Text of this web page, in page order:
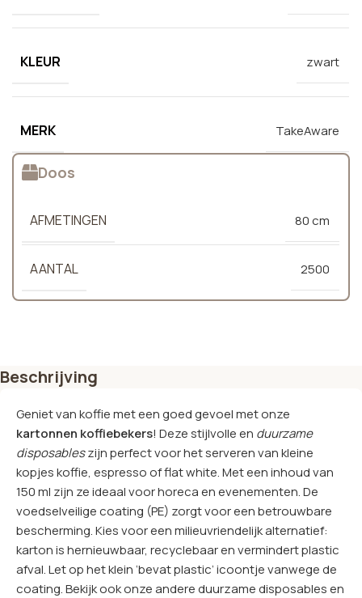
KLEUR zwart
MERK TakeAware
Doos
AFMETINGEN 80 cm
AANTAL 2500
Beschrijving
Geniet van koffie met een goed gevoel met onze
kartonnen koffiebekers! Deze stijlvolle en duurzame
disposableszijn perfect voor het serveren van kleine
kopjes koffie, espresso of flat white. Met een inhoud van
150 ml zijn ze ideaal voor horeca en evenementen. De
voedselveilige coating (PE) zorgt voor een betrouwbare
bescherming. Kies voor een milieuvriendelijk alternatief:
karton is hernieuwbaar, recyclebaar en vermindert plastic
afval. Let op het klein ‘bevat plastic’ icoontje vanwege de
coating. Bekijk ook onze andere duurzame disposables en